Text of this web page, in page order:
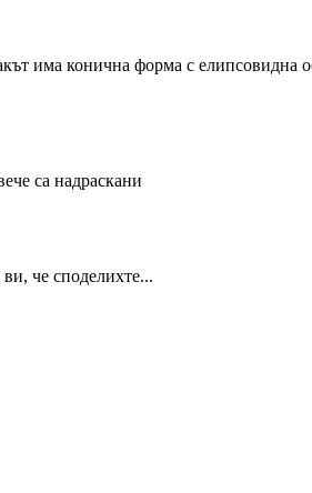
има конична форма с елипсовидна
са надраскани
че споделихте...